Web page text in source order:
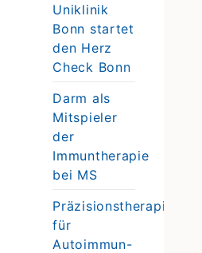
Uniklinik
Bonn startet
den Herz
Check Bonn
Darm als
Mitspieler
der
Immuntherapie
bei MS
Präzisionstherapie
für
Autoimmun-